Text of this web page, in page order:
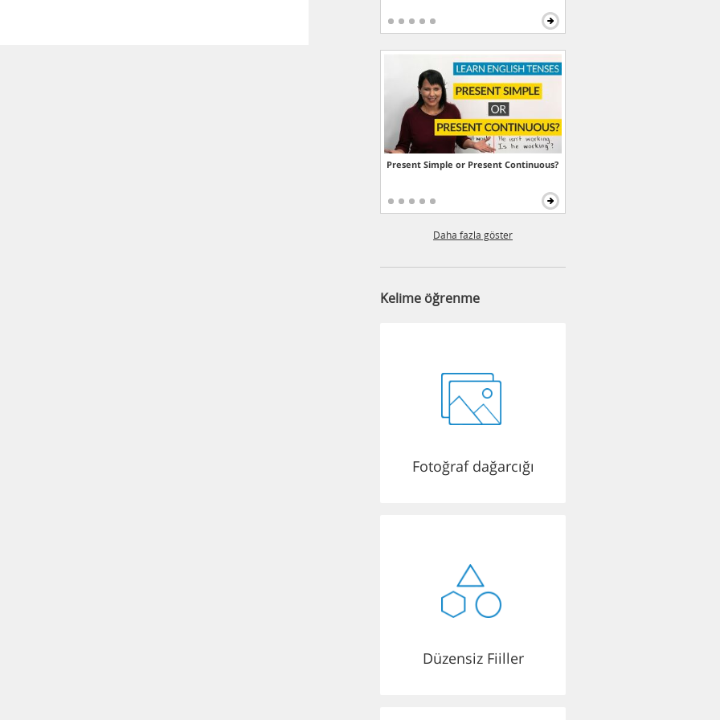
Present Simple or Present Continuous?
Daha fazla göster
Kelime öğrenme
Fotoğraf dağarcığı
Düzensiz Fiiller